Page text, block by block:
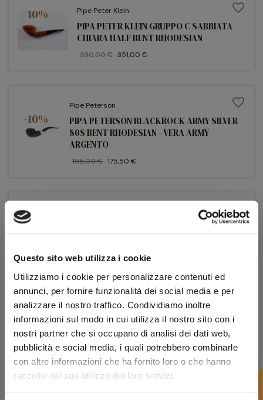
Questo sito web utilizza i cookie
Utilizziamo i cookie per personalizzare contenuti ed
annunci, per fornire funzionalità dei social media e per
analizzare il nostro traffico. Condividiamo inoltre
informazioni sul modo in cui utilizza il nostro sito con i
nostri partner che si occupano di analisi dei dati web,
pubblicità e social media, i quali potrebbero combinarle
con altre informazioni che ha fornito loro o che hanno
raccolto dal suo utilizzo dei loro servizi.
-10% Pipe Peter Klein
PIPA PETER KLEIN GRUPPO C SABBIATA
CHIARA HALF BENT RHODESIAN
390,00 € 351,00 €
favorite_border
-10%
Pipe Peterson
PIPA PETERSON BLACKROCK ARMY SILVER
80S BENT RHODESIAN - VERA ARMY
ARGENTO
195,00 € 175,50 €
favorite_border
-10%
PIPA PETERSON KILLARNEY EBONY 80B
140,00 € 126,00 €
favorite_border
-10% Pipe Peterson
PIPA PETERSON ROYAL IRISH 999 BENT
RHODESIAN - SPIGOT ARGENTO
350,00 € 315,00 €